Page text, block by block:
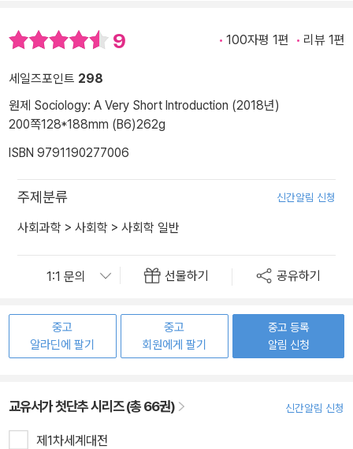
9 100자평 1편 리뷰 1편
세일즈포인트 298
원제 Sociology: A Very Short Introduction (2018년)
200쪽128*188mm (B6)262g
ISBN 9791190277006
주제분류 신간알림 신청
사회과학 > 사회학 > 사회학 일반
선물하기 공유하기
중고
알라딘에 팔기
중고
회원에게 팔기
중고 등록
알림 신청
교유서가 첫단추 시리즈 (총 66권) 신간알림 신청
제1차세계대전